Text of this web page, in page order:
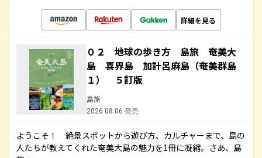
詳細を見る
０２ 地球の歩き方 島旅 奄美大
島 喜界島 加計呂麻島（奄美群島
１） ５訂版
島旅
2026.08.06 発売
ようこそ！ 絶景スポットから遊び方、カルチャーまで、島の
人たちが教えてくれた奄美大島の魅力を1冊に凝縮。さあ、島